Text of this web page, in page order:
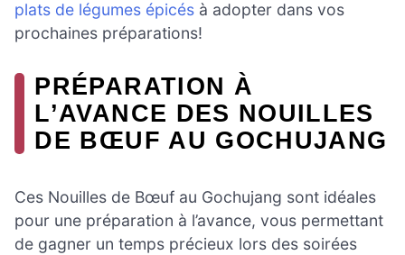
plats de légumes épicés à adopter dans vos
prochaines préparations!
PRÉPARATION À
L’AVANCE DES NOUILLES
DE BŒUF AU GOCHUJANG
Ces Nouilles de Bœuf au Gochujang sont idéales
pour une préparation à l’avance, vous permettant
de gagner un temps précieux lors des soirées